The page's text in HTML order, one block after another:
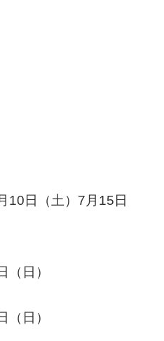
10日（土）7月15日
日）
日）